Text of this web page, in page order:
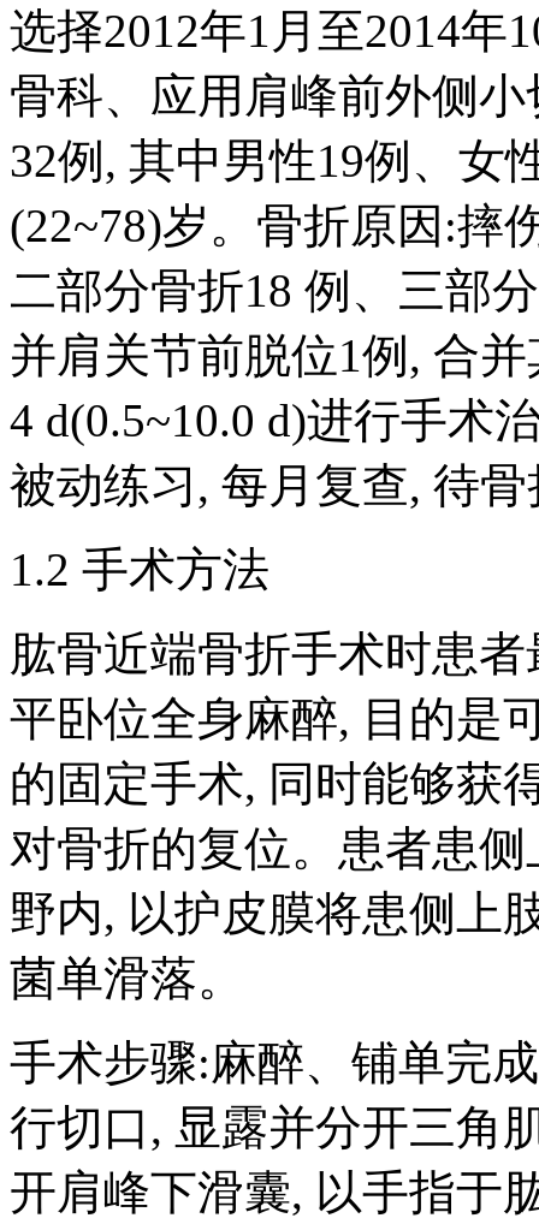
选择2012年1月至2014年
骨科、应用肩峰前外侧
32例, 其中男性19例、女
(22~78)岁。骨折原因:摔
二部分骨折18 例、三部
并肩关节前脱位1例, 合
4 d(0.5~10.0 d)进行手术
被动练习, 每月复查, 待
1.2 手术方法
肱骨近端骨折手术时患
平卧位全身麻醉, 目的是
的固定手术, 同时能够获
对骨折的复位。患者患
野内, 以护皮膜将患侧上
菌单滑落。
手术步骤:麻醉、铺单完
行切口, 显露并分开三角
开肩峰下滑囊, 以手指于